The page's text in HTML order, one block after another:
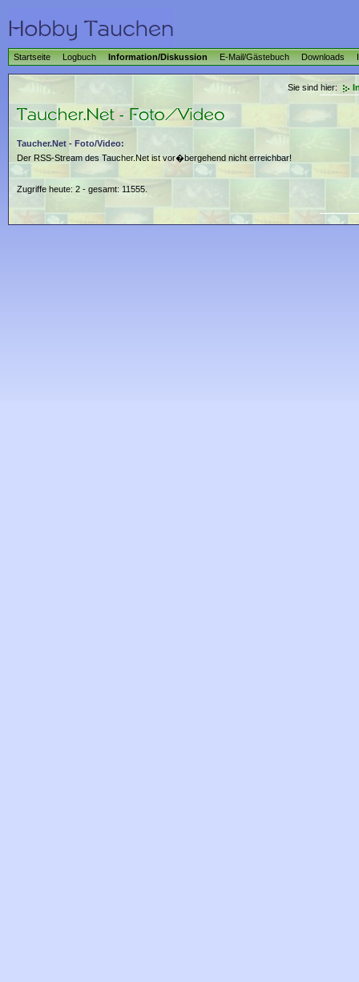
Startseite Logbuch Information/Diskussion E-Mail/Gästebuch Downloads
Sie sind hier:
Taucher.Net - Foto/Video:
Der RSS-Stream des Taucher.Net ist vor�bergehend nicht erreichbar!
Zugriffe heute: 2 - gesamt: 11555.